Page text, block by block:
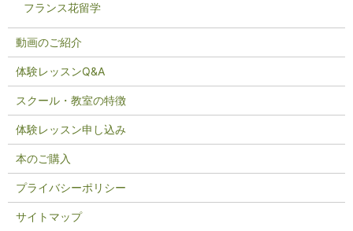
フランス花留学
動画のご紹介
体験レッスンQ&A
スクール・教室の特徴
体験レッスン申し込み
本のご購入
プライバシーポリシー
サイトマップ